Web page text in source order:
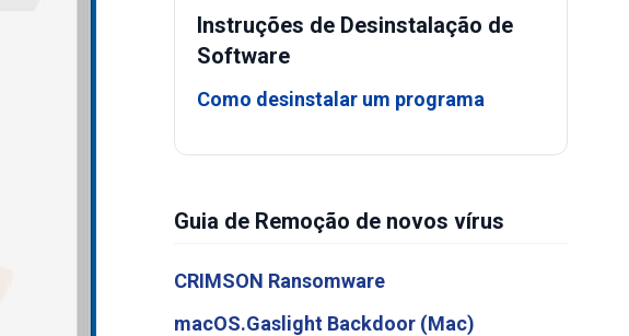
Instruções de Desinstalação de
Software
Como desinstalar um programa
Guia de Remoção de novos vírus
CRIMSON Ransomware
macOS.Gaslight Backdoor (Mac)